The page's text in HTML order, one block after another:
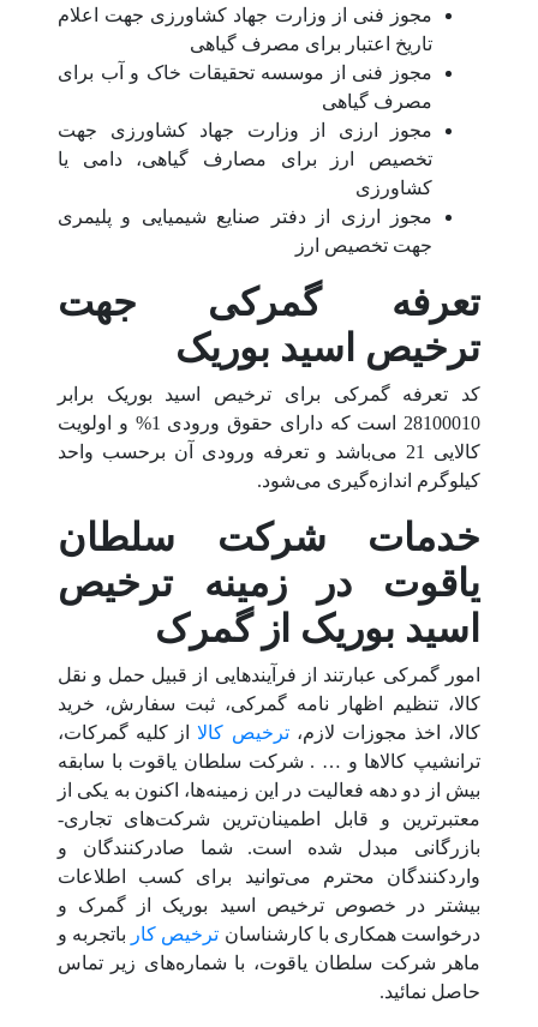
مجوز فنی از وزارت جهاد کشاورزی جهت اعلام
تاریخ اعتبار برای مصرف گیاهی
مجوز فنی از موسسه تحقیقات خاک و آب برای
مصرف گیاهی
مجوز ارزی از وزارت جهاد کشاورزی جهت
تخصیص ارز برای مصارف گیاهی، دامی یا
کشاورزی
مجوز ارزی از دفتر صنایع شیمیایی و پلیمری
جهت تخصیص ارز
تعرفه گمرکی جهت
ترخیص اسید بوریک
کد تعرفه گمرکی برای ترخیص اسید بوریک برابر
28100010 است که دارای حقوق ورودی 1% و اولویت
کالایی 21 می‌باشد و تعرفه ورودی آن برحسب واحد
کیلوگرم اندازه‌گیری می‌شود.
خدمات شرکت سلطان
یاقوت در زمینه ترخیص
اسید بوریک از گمرک
امور گمرکی عبارتند از فرآیندهایی از قبیل حمل و نقل
کالا، تنظیم اظهار نامه گمرکی، ثبت سفارش، خرید
کالا، اخذ مجوزات لازم،ترخیص کالااز کلیه گمرکات،
ترانشیپ کالاها و … . شرکت سلطان یاقوت با سابقه
بیش از دو دهه فعالیت در این زمینه‌ها، اکنون به یکی از
معتبرترین و قابل اطمینان‌ترین شرکت‌های تجاری-
بازرگانی مبدل شده است. شما صادرکنندگان و
واردکنندگان محترم می‌توانید برای کسب اطلاعات
بیشتر در خصوص ترخیص اسید بوریک از گمرک و
درخواست همکاری با کارشناسان ترخیص کار باتجربه و
ماهر شرکت سلطان یاقوت، با شماره‌های زیر تماس
حاصل نمائید.